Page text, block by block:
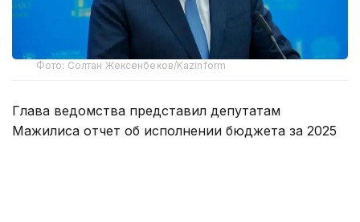
Фото: Солтан Жексенбеков/Kazinform
Глава ведомства представил депутатам
Мажилиса отчет об исполнении бюджета за 2025